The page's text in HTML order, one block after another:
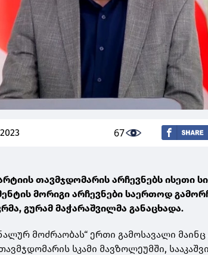
67
თავმჯდომარის არჩევნებს ისეთი
მორიგი არჩევნები საერთოდ
გურამ მაჭარაშვილმა განაცხადა.
მოძრაობას“ ერთი გამოსავალი
სკამი მავზოლეუმში,